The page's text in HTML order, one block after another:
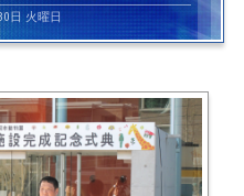
日 火曜日